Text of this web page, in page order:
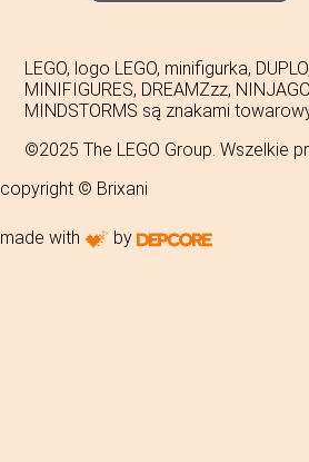
LEGO, logo LEGO, minifigurka,
MINIFIGURES, DREAMZzz,
MINDSTORMS są znakami
©2025 The LEGO Group. Wszelkie
copyright © Brixani
made with by